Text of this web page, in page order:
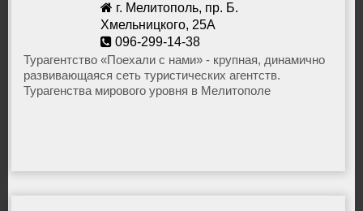
г. Мелитополь, пр. Б.
Хмельницкого, 25А
096-299-14-38
melitopol@poehalisnami.com
Турагентство «Поехали с нами» - крупная, динамично
развивающаяся сеть туристических агентств.
Турагенства мирового уровня в Мелитополе